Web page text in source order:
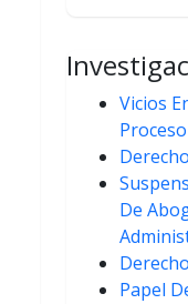
Vicios
De
Papel